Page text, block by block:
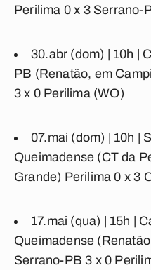
Perilima 0 x 3 Serrano-
30.abr (dom) | 10h |
PB (Renatão, em
3 x 0 Perilima(WO)
07.mai (dom) | 10h |
Queimadense (CT da
Grande) Perilima 0 x 3
17.mai (qua) | 15h |
Queimadense
Serrano-PB 3 x 0